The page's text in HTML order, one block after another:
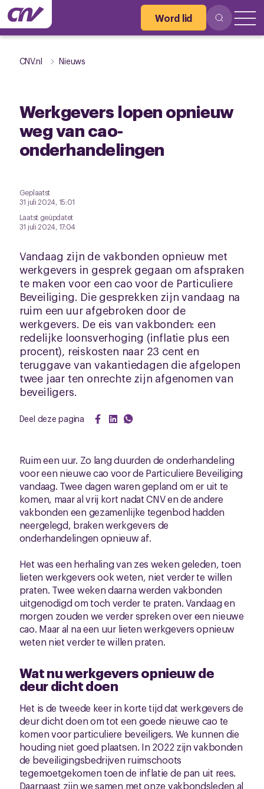
Word lid
CNV.nl Nieuws
Werkgevers lopen opnieuw
weg van cao-
onderhandelingen
Geplaatst
31 juli 2024, 15:01
Laatst geüpdatet
31 juli 2024, 17:04
Vandaag zijn de vakbonden opnieuw met
werkgevers in gesprek gegaan om afspraken
te maken voor een cao voor de Particuliere
Beveiliging. Die gesprekken zijn vandaag na
ruim een uur afgebroken door de
werkgevers. De eis van vakbonden: een
redelijke loonsverhoging (inflatie plus een
procent), reiskosten naar 23 cent en
teruggave van vakantiedagen die afgelopen
twee jaar ten onrechte zijn afgenomen van
beveiligers.
Deel deze pagina
Ruim een uur. Zo lang duurden de onderhandeling
voor een nieuwe cao voor de Particuliere Beveiliging
vandaag. Twee dagen waren gepland om er uit te
komen, maar al vrij kort nadat CNV en de andere
vakbonden een gezamenlijke tegenbod hadden
neergelegd, braken werkgevers de
onderhandelingen opnieuw af.
Het was een herhaling van zes weken geleden, toen
lieten werkgevers ook weten, niet verder te willen
praten. Twee weken daarna werden vakbonden
uitgenodigd om toch verder te praten. Vandaag en
morgen zouden we verder spreken over een nieuwe
cao. Maar al na een uur lieten werkgevers opnieuw
weten niet verder te willen praten.
Wat nu werkgevers opnieuw de
deur dicht doen
Het is de tweede keer in korte tijd dat werkgevers de
deur dicht doen om tot een goede nieuwe cao te
komen voor particuliere beveiligers. We kunnen die
houding niet goed plaatsen. In 2022 zijn vakbonden
de beveiligingsbedrijven ruimschoots
tegemoetgekomen toen de inflatie de pan uit rees.
Daarnaast zijn we samen met onze vakbondsleden al